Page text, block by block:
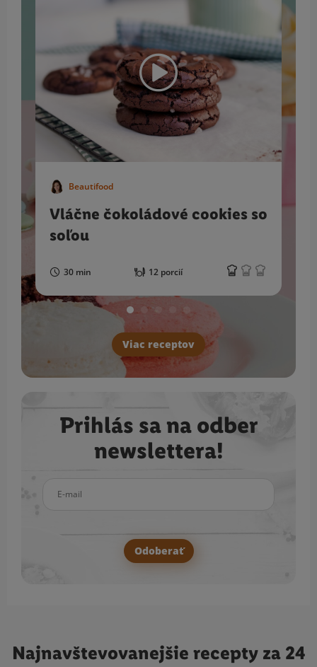
Beautifood
Vláčne čokoládové cookies so
soľou
30 min 12 porcií
Viac receptov
Prihlás sa na odber
newslettera!
Odoberať
Najnavštevovanejšie recepty za 24